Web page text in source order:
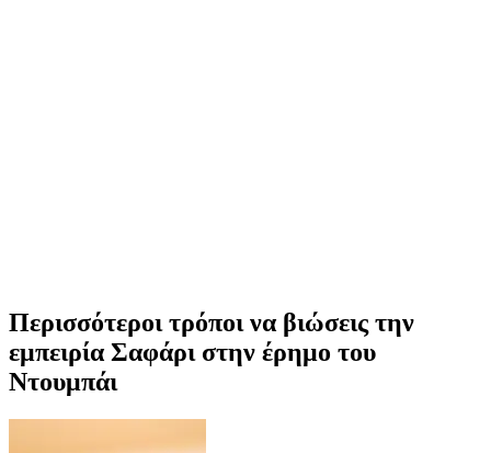
Περισσότεροι τρόποι να βιώσεις την
εμπειρία Σαφάρι στην έρημο του
Ντουμπάι